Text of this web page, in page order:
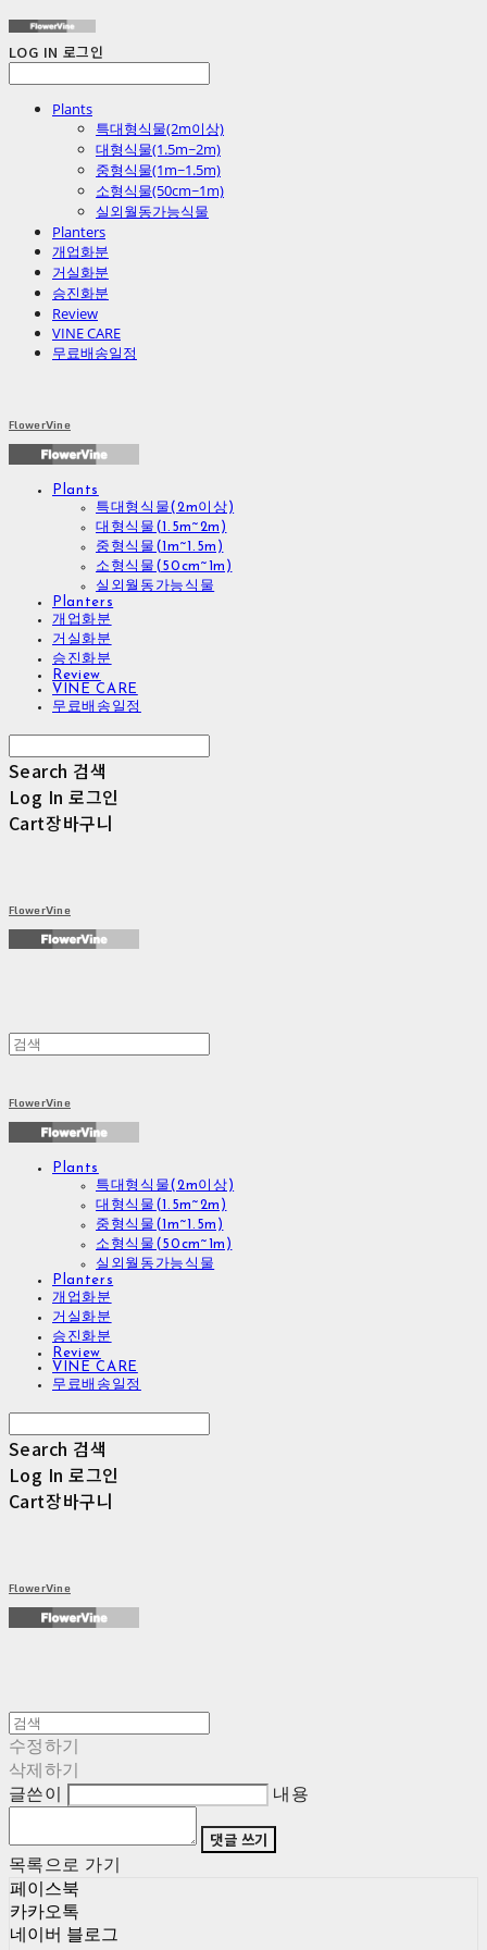
LOG IN 로그인
Plants
특대형식물(2m이상)
대형식물(1.5m~2m)
중형식물(1m~1.5m)
소형식물(50cm~1m)
실외월동가능식물
Planters
개업화분
거실화분
승진화분
Review
VINE CARE
무료배송일정
FlowerVine
Plants
특대형식물(2m이상)
대형식물(1.5m~2m)
중형식물(1m~1.5m)
소형식물(50cm~1m)
실외월동가능식물
Planters
개업화분
거실화분
승진화분
Review
VINE CARE
무료배송일정
Search 검색
Log In 로그인
Cart장바구니
FlowerVine
FlowerVine
Plants
특대형식물(2m이상)
대형식물(1.5m~2m)
중형식물(1m~1.5m)
소형식물(50cm~1m)
실외월동가능식물
Planters
개업화분
거실화분
승진화분
Review
VINE CARE
무료배송일정
Search 검색
Log In 로그인
Cart장바구니
FlowerVine
수정하기
삭제하기
글쓴이
내용
댓글 쓰기
목록으로 가기
페이스북
카카오톡
네이버 블로그